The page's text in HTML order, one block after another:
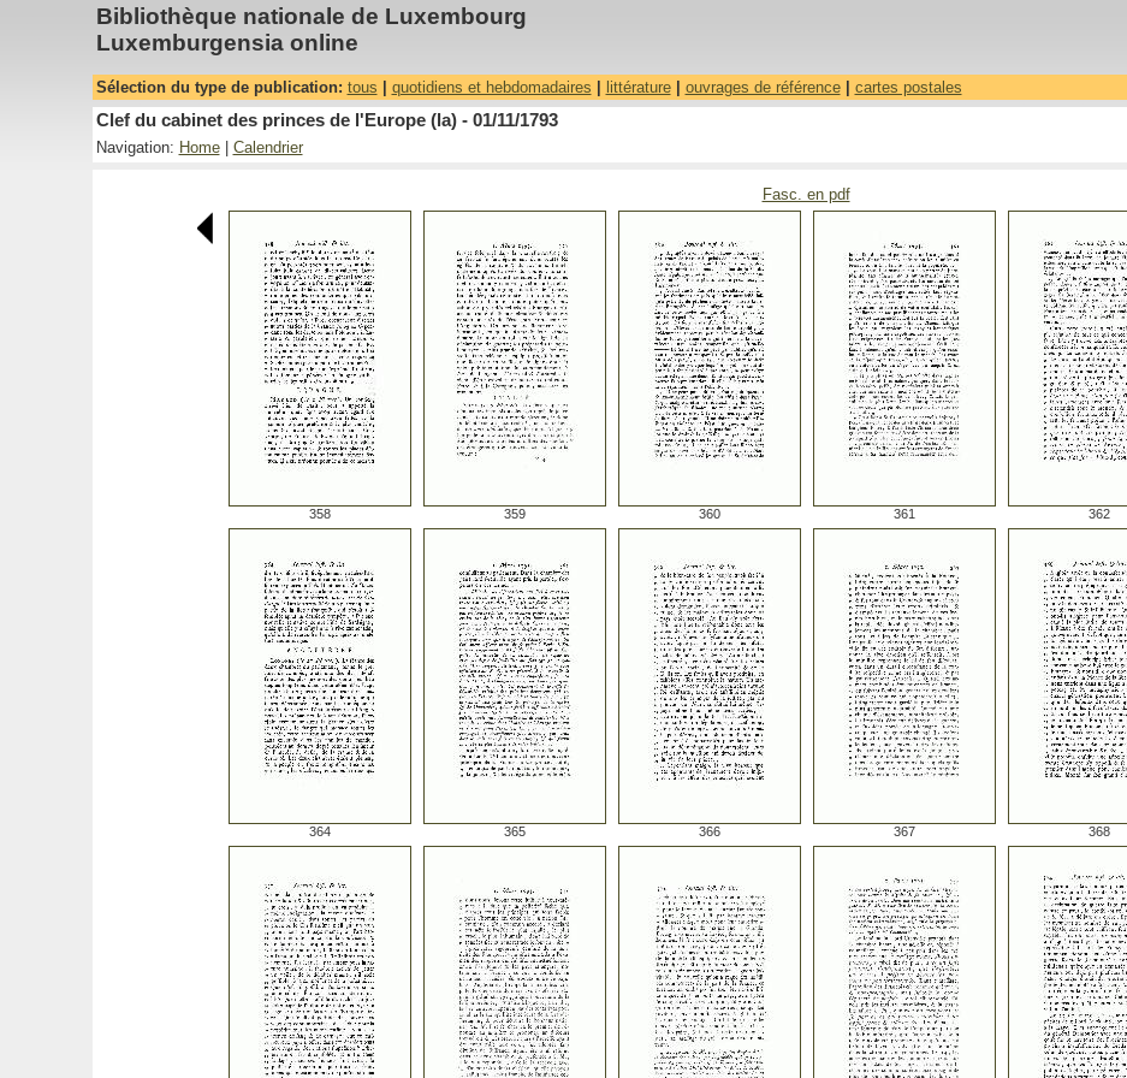
Bibliothèque nationale de Luxembourg
Luxemburgensia online
Sélection du type de publication: tous quotidiens et hebdomadaires littérature| ouvrages de référence| cartes postales
Clef du cabinet des princes de l'Europe (la) - 01/11/1793
Navigation: Home| Calendrier
Fasc. en pdf
358 359 360 361 362
364 365 366 367 368